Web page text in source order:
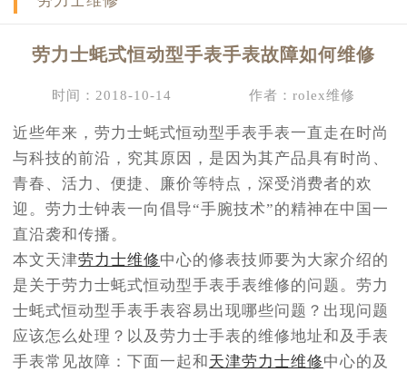
劳力士蚝式恒动型手表手表故障如何维修
时间：2018-10-14 作者：rolex维修
近些年来，劳力士蚝式恒动型手表手表一直走在时尚
与科技的前沿，究其原因，是因为其产品具有时尚、
青春、活力、便捷、廉价等特点，深受消费者的欢
迎。劳力士钟表一向倡导“手腕技术”的精神在中国一
直沿袭和传播。
本文天津劳力士维修中心的修表技师要为大家介绍的
是关于劳力士蚝式恒动型手表手表维修的问题。劳力
士蚝式恒动型手表手表容易出现哪些问题？出现问题
应该怎么处理？以及劳力士手表的维修地址和及手表
手表常见故障：下面一起和 天津劳力士维修中心的及